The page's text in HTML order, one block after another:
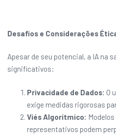
Desafios e Considerações
Apesar de seu potencial, a IA na
significativos:
Privacidade de Dados: O
exige medidas rigorosas
Viés Algorítmico:
representativos podem